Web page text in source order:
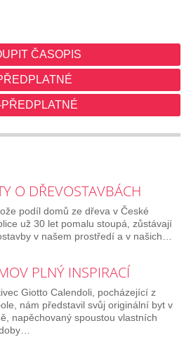
ČASOPIS
PŘEDPLATNÉ
O DŘEVOSTAVBÁCH
podíl domů ze dřeva v České
už 30 let pomalu stoupá, zůstávají
v našem prostředí a v našich…
PLNÝ INSPIRACÍ
Giotto Calendoli, pocházející z
nám představil svůj originální byt v
napěchovaný spoustou vlastních